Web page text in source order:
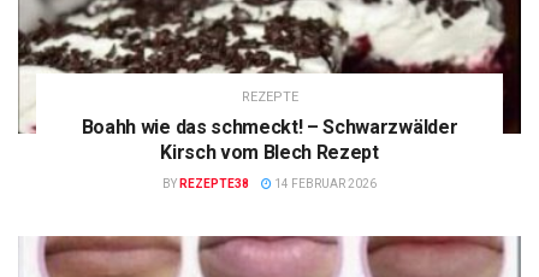
REZEPTE
Boahh wie das schmeckt! – Schwarzwälder
Kirsch vom Blech Rezept
BY REZEPTE38 14 FEBRUAR 2026